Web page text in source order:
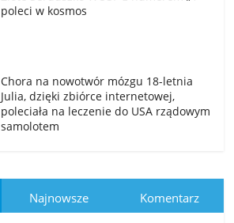
poleci w kosmos
Chora na nowotwór mózgu 18-letnia
Julia, dzięki zbiórce internetowej,
poleciała na leczenie do USA rządowym
samolotem
Najnowsze Komentarz